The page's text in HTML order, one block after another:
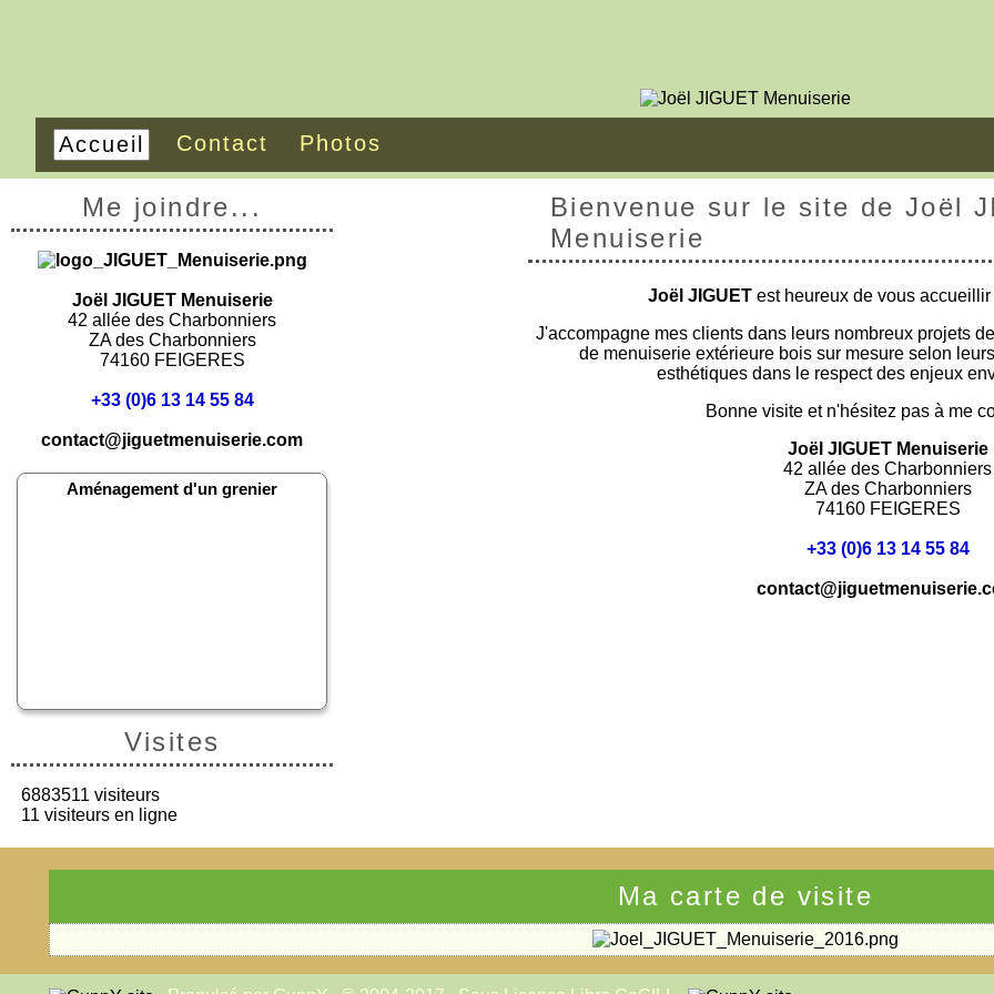
Accueil Contact Photos
Me joindre...
Joël JIGUET Menuiserie
42 allée des Charbonniers
ZA des Charbonniers
74160 FEIGERES
+33 (0)6 13 14 55 84
contact@jiguetmenuiserie.com
Aménagement d'un grenier
Visites
6883511 visiteurs
11 visiteurs en ligne
Bienvenue sur le site de Joël
Menuiserie
Joël JIGUET est heureux de vous
J'accompagne mes clients dans leurs nombreux projets
de menuiserie extérieure bois sur mesure selon
esthétiques dans le respect des enjeux
Bonne visite et n'hésitez pas à me
Joël JIGUET Menuiserie
42 allée des Charbonniers
ZA des Charbonniers
74160 FEIGERES
+33 (0)6 13 14 55 84
Ma carte de visite